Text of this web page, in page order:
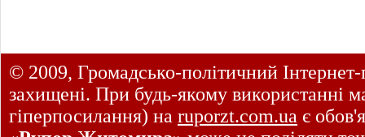
© 2009, Громадсько-політичний
захищені. При будь-якому використанні
гіперпосилання) на ruporzt.com.ua є